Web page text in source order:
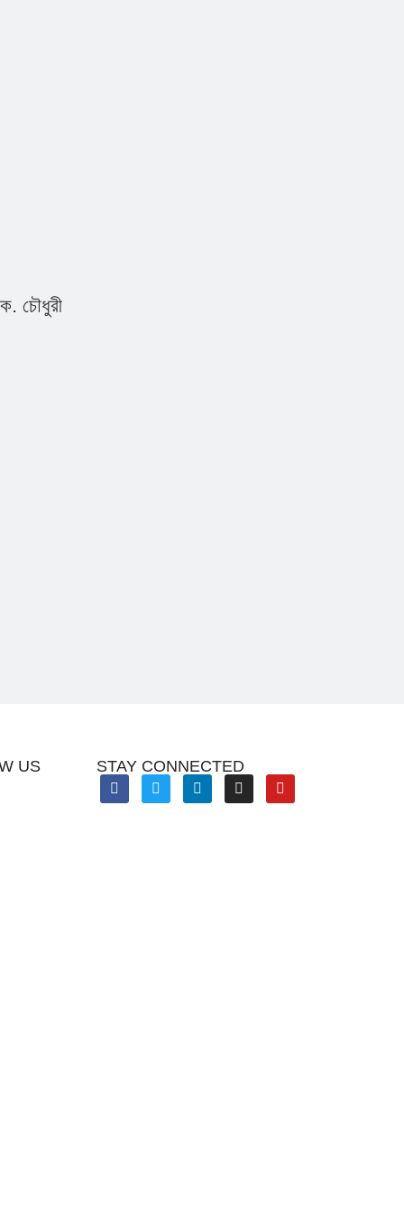
চৌধুরী
US STAY CONNECTED